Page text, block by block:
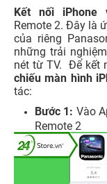
Kết nối iPhone
Remote 2. Đây là
của riêng
những trải
nét từ TV. Để kết
chiếu màn hình
tác:
Bước 1: Vào
Remote 2